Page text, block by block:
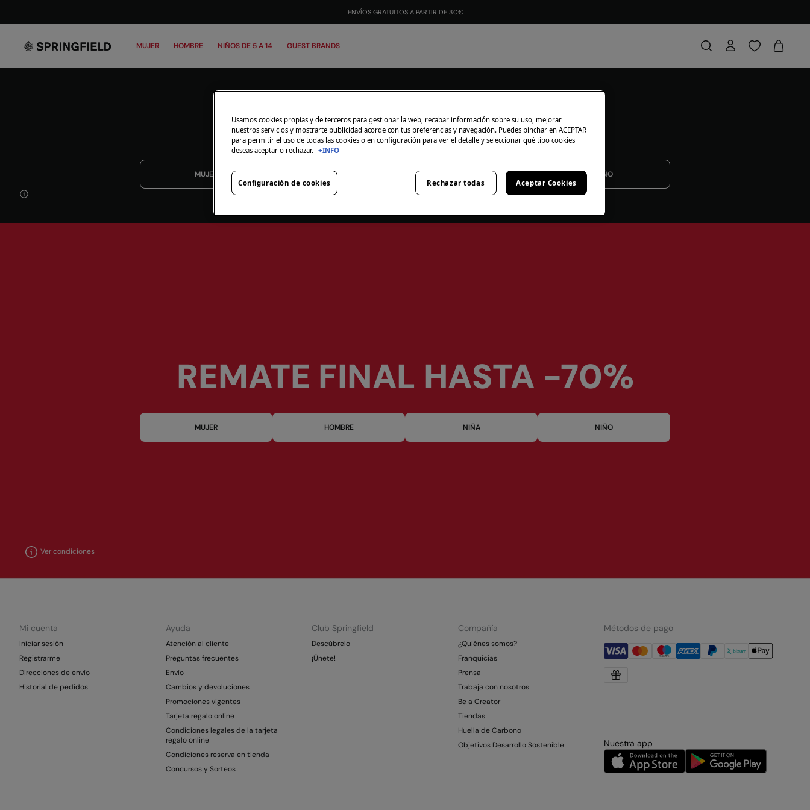
¡DESCARGA LA APP Y CONSIGUE +10% EXTRA!INSTALAR
MUJER HOMBRE NIÑOS DE 5 A 14 GUEST BRANDS
+10% EXTRA EN TODA LA WEB
CÓDIGO: 10EXTRA
MUJER HOMBRE NIÑA NIÑO
REMATE FINAL HASTA -70%
MUJER HOMBRE NIÑA NIÑO
Ver condiciones
Mi cuenta
Iniciar sesión
Registrarme
Direcciones de envío
Historial de pedidos
Ayuda
Atención al cliente
Preguntas frecuentes
Envío
Cambios y devoluciones
Promociones vigentes
Tarjeta regalo online
Condiciones legales de la tarjeta
regalo online
Condiciones reserva en tienda
Concursos y Sorteos
Club Springfield
Descúbrelo
¡Únete!
Compañía
¿Quiénes somos?
Franquicias
Prensa
Trabaja con nosotros
Be a Creator
Tiendas
Huella de Carbono
Objetivos Desarrollo Sostenible
Métodos de pago
Nuestra app
Usamos cookies propias y de terceros para gestionar la web, recabar información sobre su uso, mejorar
nuestros servicios y mostrarte publicidad acorde con tus preferencias y navegación. Puedes pinchar en ACEPTAR
para permitir el uso de todas las cookies o en configuración para ver el detalle y seleccionar qué tipo cookies
deseas aceptar o rechazar. +INFO
Rechazar todas Aceptar Cookies
Configuración de cookies